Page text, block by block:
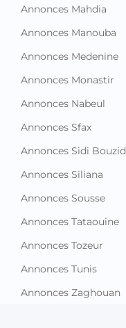
Annonces Mahdia
Annonces Manouba
Annonces Medenine
Annonces Monastir
Annonces Nabeul
Annonces Sfax
Annonces Sidi Bouzid
Annonces Siliana
Annonces Sousse
Annonces Tataouine
Annonces Tozeur
Annonces Tunis
Annonces Zaghouan